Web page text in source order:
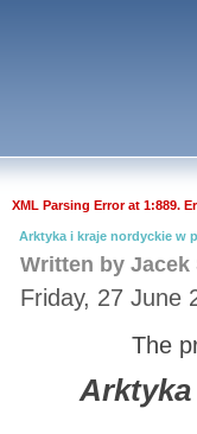
XML Parsing Error at 1:889.
Arktyka i kraje nordyckie w
Written by Jacek
Friday, 27 June
The